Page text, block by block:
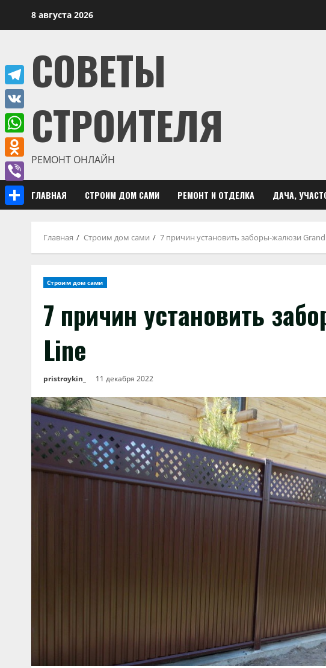
8 августа 2026
СОВЕТЫ
СТРОИТЕЛЯ
РЕМОНТ ОНЛАЙН
ГЛАВНАЯ СТРОИМ ДОМ САМИ РЕМОНТ И ОТДЕЛКА ДАЧА,
Главная Строим дом сами 7 причин установить заборы-жалюзи
Строим дом сами
7 причин установить
Line
pristroykin_ 11 декабря 2022
Telegram
VK
WhatsApp
Odnoklassniki
Viber